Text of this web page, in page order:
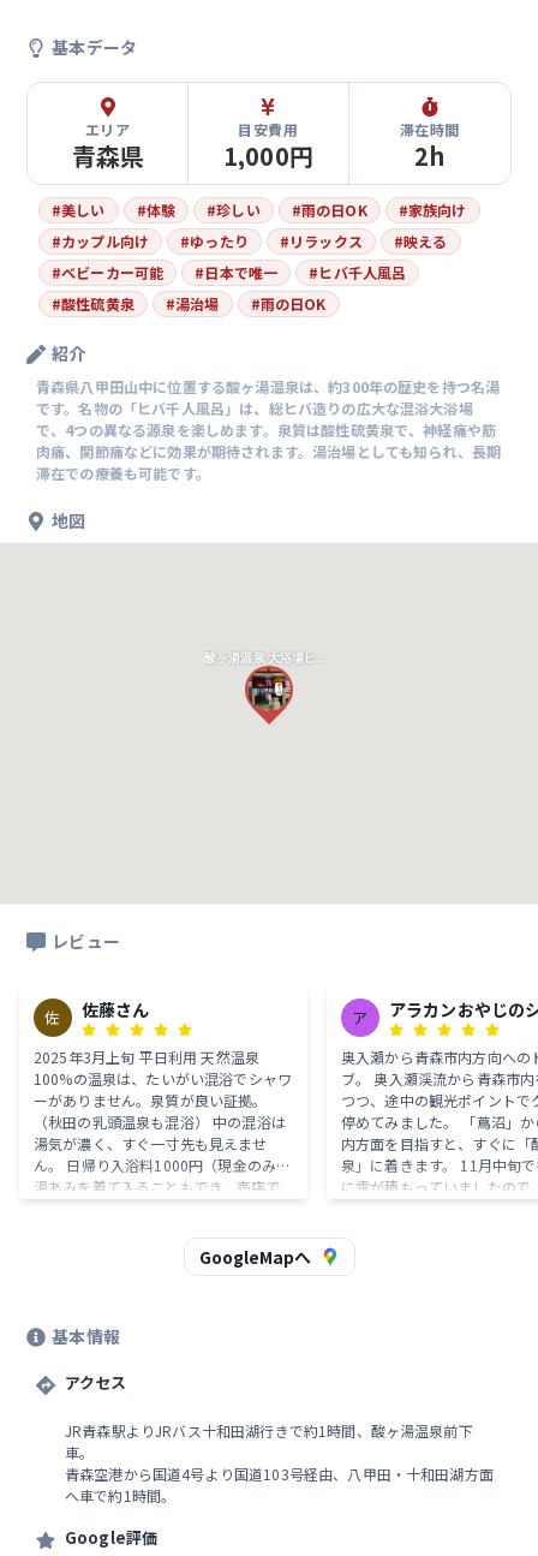
基本データ
エリア
青森県
目安費用
1,000円
滞在時間
2h
#美しい #体験 #珍しい #雨の日OK #家族向け
#カップル向け #ゆったり #リラックス #映える
#ベビーカー可能 #日本で唯一 #ヒバ千人風呂
#酸性硫黄泉 #湯治場 #雨の日OK
紹介
青森県八甲田山中に位置する酸ヶ湯温泉は、約300年の歴史を持つ名湯
です。名物の「ヒバ千人風呂」は、総ヒバ造りの広大な混浴大浴場
で、4つの異なる源泉を楽しめます。泉質は酸性硫黄泉で、神経痛や筋
肉痛、関節痛などに効果が期待されます。湯治場としても知られ、長期
滞在での療養も可能です。
地図
酸ヶ湯温泉 大浴場ヒバ千人風呂
レビュー
佐 佐藤さん
2025年3月上旬 平日利用 天然温泉
100%の温泉は、たいがい混浴でシャワ
ーがありません。泉質が良い証拠。
（秋田の乳頭温泉も混浴） 中の混浴は
湯気が濃く、すぐ一寸先も見えませ
ん。 日帰り入浴料1000円（現金のみ）
湯あみを着て入ることもでき、売店で
きました。（片道1570円Suica利用で
大盛況でした。 バスは予約を受け付け
た場合は次の便（翌日）と思うとかな
ア
アラカンおやじの
活レポ
奥入瀬から青森市内方向への
ブ。 奥入瀬渓流から青森市
つつ、途中の観光ポイントで
停めてみました。 「蔦沼」から青森市
内方面を目指すと、すぐに「
泉」に着きます。 11月中旬
に雪が積もっていましたので
言い出し、入浴出来ませんで
回は、そのリベンジ！ 日帰
かなか風情あり。 石鹸、シ
かりました。 また、男女別に温泉「玉
GoogleMapへ
基本情報
アクセス
JR青森駅よりJRバス十和田湖行きで約1時間、酸ヶ湯温泉前下
車。
青森空港から国道4号より国道103号経由、八甲田・十和田湖方面
へ車で約1時間。
Google評価